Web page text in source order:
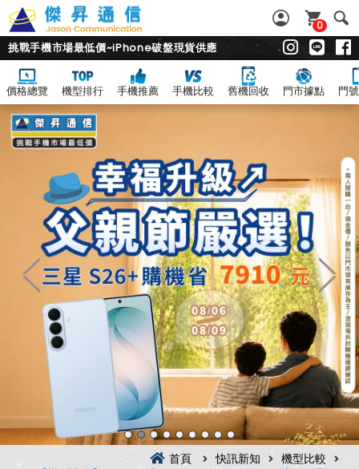
0
挑戰手機市場最低價~iPhone破盤現貨供應
價格總覽 機型排行 手機推薦 手機比較 舊機回收 門市據點 門
首頁 快訊新知
機型比較